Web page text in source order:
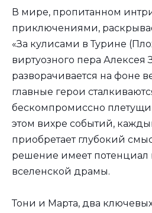
В мире, пропитанном
приключениями,
«За кулисами в Турине
виртуозного пера Алексея
разворачивается на фоне
главные герои
бескомпромиссно
этом вихре событий,
приобретает глубокий
решение имеет потенциал
вселенской драмы.
Тони и Марта, два